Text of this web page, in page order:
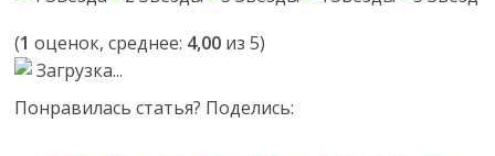
(1 оценок, среднее: 4,00 из 5)
Загрузка...
Понравилась статья? Поделись: